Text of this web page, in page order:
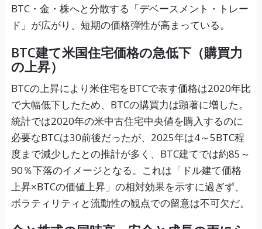
BTC・金・株へと分散する「デベースメント・トレー
ド」が広がり、短期の価格弾性が高まっている。
BTC建て米国住宅価格の急低下（購買力
の上昇）
BTCの上昇により米住宅をBTCで表す価格は2020年比
で大幅低下したため、BTCの購買力は顕著に増した。
統計では2020年の米中古住宅中央値を購入するのに
必要なBTCは30前後だったが、2025年は4～5BTC程
度まで減少したとの推計が多く、BTC建てでは約85～
90％下落のイメージとなる。これは「ドル建て価格
上昇×BTCの価値上昇」の相対効果を示すに過ぎず、
ボラティリティと流動性の観点での留意は不可欠だ。